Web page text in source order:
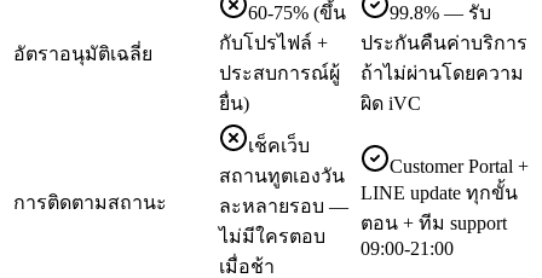
อัตราอนุมัติเฉลี่ย
60-75% (ขึ้น
กับโปรไฟล์ +
ประสบการณ์ผู้
ยื่น)
99.8% — รับ
ประกันคืนค่าบริการ
ถ้าไม่ผ่านโดยความ
ผิด iVC
การติดตามสถานะ
เช็คเว็บ
สถานทูตเองวัน
ละหลายรอบ —
ไม่มีใครตอบ
เมื่อช้า
Customer Portal +
LINE update ทุกขั้น
ตอน + ทีม support
09:00-21:00